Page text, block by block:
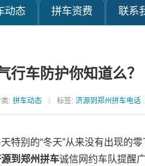
动态 拼车资费 联系
行车防护你知道么？
: 拼车动态 标签: 济源到郑州拼车电话
特别的“冬天”从来没有出现的
到郑州拼车诚信网约车队提醒